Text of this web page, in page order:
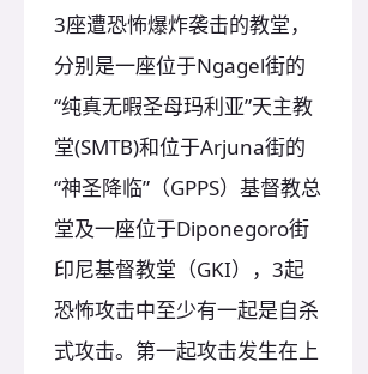
3座遭恐怖爆炸袭击的教堂，
分别是一座位于Ngagel街的
“纯真无暇圣母玛利亚”天主教
堂(SMTB)和位于Arjuna街的
“神圣降临”（GPPS）基督教总
堂及一座位于Diponegoro街
印尼基督教堂（GKI），3起
恐怖攻击中至少有一起是自杀
式攻击。第一起攻击发生在上